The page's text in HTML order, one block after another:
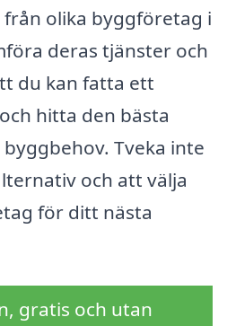
olika byggföretag i
deras tjänster och
du kan fatta ett
hitta den bästa
Tveka inte
och att välja
för ditt nästa
gratis och utan